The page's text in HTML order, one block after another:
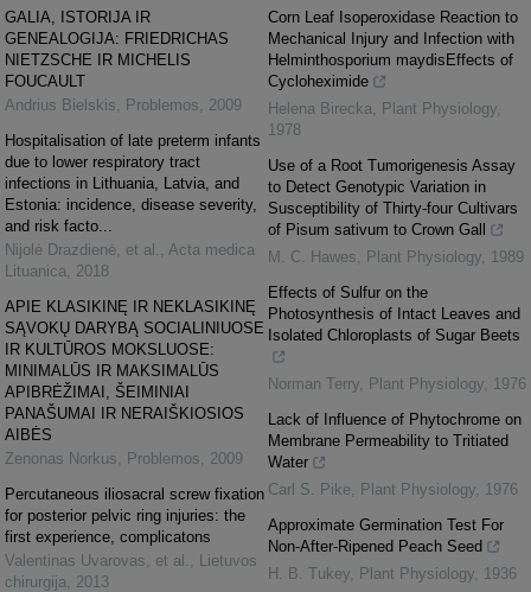
GALIA, ISTORIJA IR
GENEALOGIJA: FRIEDRICHAS
NIETZSCHE IR MICHELIS
FOUCAULT
Andrius Bielskis
Problemos
2009
Hospitalisation of late preterm infants
due to lower respiratory tract
infections in Lithuania, Latvia, and
Estonia: incidence, disease severity,
and risk facto...
Nijolė Drazdienė, et al.
Acta medica
Lituanica
2018
APIE KLASIKINĘ IR NEKLASIKINĘ
SĄVOKŲ DARYBĄ SOCIALINIUOSE
IR KULTŪROS MOKSLUOSE:
MINIMALŪS IR MAKSIMALŪS
APIBRĖŽIMAI, ŠEIMINIAI
PANAŠUMAI IR NERAIŠKIOSIOS
AIBĖS
Zenonas Norkus
Problemos
2009
Percutaneous iliosacral screw fixation
for posterior pelvic ring injuries: the
first experience, complicatons
Valentinas Uvarovas, et al.
Lietuvos
chirurgija
2013
Corn Leaf Isoperoxidase Reaction to
Mechanical Injury and Infection with
Helminthosporium maydisEffects of
Cycloheximide
Helena Birecka
Plant Physiology
1978
Use of a Root Tumorigenesis Assay
to Detect Genotypic Variation in
Susceptibility of Thirty-four Cultivars
of Pisum sativum to Crown Gall
M. C. Hawes
Plant Physiology
1989
Effects of Sulfur on the
Photosynthesis of Intact Leaves and
Isolated Chloroplasts of Sugar Beets
Norman Terry Plant Physiology
1976
Lack of Influence of Phytochrome on
Membrane Permeability to Tritiated
Water
Carl S. Pike Plant Physiology
1976
Approximate Germination Test For
Non-After-Ripened Peach Seed
H. B. Tukey Plant Physiology 1936